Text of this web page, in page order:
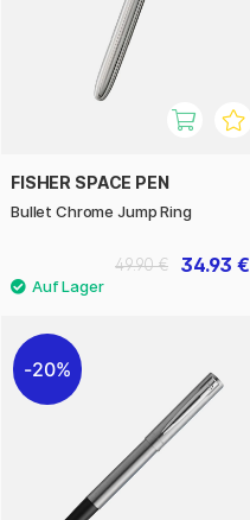
FISHER SPACE PEN
Bullet Chrome Jump Ring
34.93 €
49.90 €
20%